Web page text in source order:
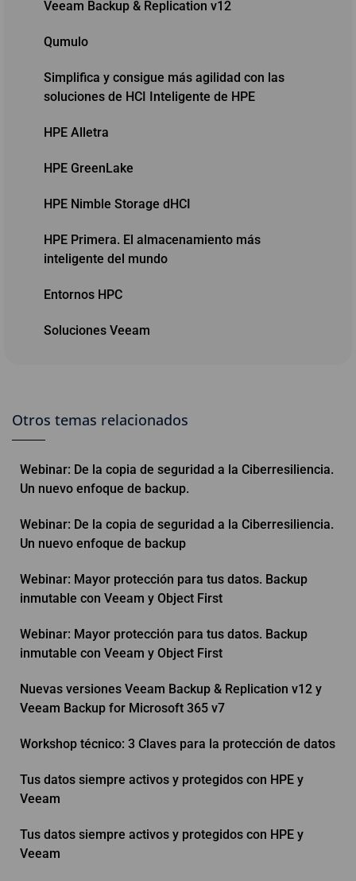
Veeam Backup & Replication v12
Qumulo
Simplifica y consigue más agilidad con las
soluciones de HCI Inteligente de HPE
HPE Alletra
HPE GreenLake
HPE Nimble Storage dHCI
HPE Primera. El almacenamiento más
inteligente del mundo
Entornos HPC
Soluciones Veeam
Otros temas relacionados
Webinar: De la copia de seguridad a la Ciberresiliencia.
Un nuevo enfoque de backup.
Webinar: De la copia de seguridad a la Ciberresiliencia.
Un nuevo enfoque de backup
Webinar: Mayor protección para tus datos. Backup
inmutable con Veeam y Object First
Webinar: Mayor protección para tus datos. Backup
inmutable con Veeam y Object First
Nuevas versiones Veeam Backup & Replication v12 y
Veeam Backup for Microsoft 365 v7
Workshop técnico: 3 Claves para la protección de datos
Tus datos siempre activos y protegidos con HPE y
Veeam
Tus datos siempre activos y protegidos con HPE y
Veeam